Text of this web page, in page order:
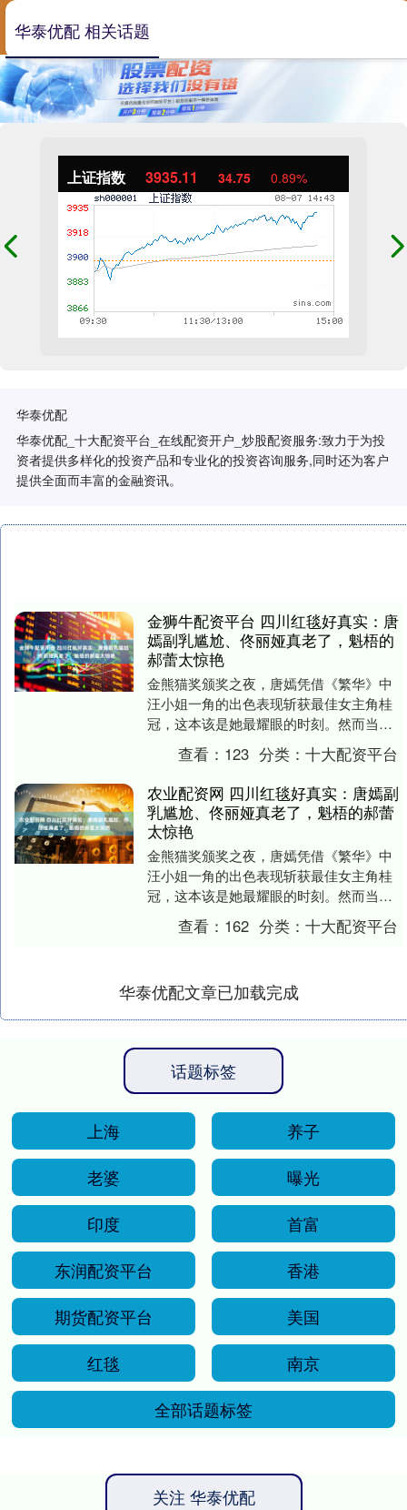
上证指数 3935.11 34.75 0.89%
华泰优配
华泰优配_十大配资平台_在线配资开户_炒股配资服务:致力于为投
资者提供多样化的投资产品和专业化的投资咨询服务,同时还为客户
提供全面而丰富的金融资讯。
华泰优配 相关话题
金狮牛配资平台 四川红毯好真实：唐
嫣副乳尴尬、佟丽娅真老了，魁梧的
郝蕾太惊艳
金熊猫奖颁奖之夜，唐嫣凭借《繁华》中
汪小姐一角的出色表现斩获最佳女主角桂
冠，这本该是她最耀眼的时刻。然而当晚
她的第二套渐变亮片美人鱼礼服却意外成
为焦点——过紧的....
查看： 123 分类：十大配资平台
农业配资网 四川红毯好真实：唐嫣副
乳尴尬、佟丽娅真老了，魁梧的郝蕾
太惊艳
金熊猫奖颁奖之夜，唐嫣凭借《繁华》中
汪小姐一角的出色表现斩获最佳女主角桂
冠，这本该是她最耀眼的时刻。然而当晚
她的第二套渐变亮片美人鱼礼服却意外成
为焦点——过紧的....
查看： 162 分类：十大配资平台
华泰优配文章已加载完成
话题标签
上海
养子
老婆
曝光
印度
首富
东润配资平台
香港
期货配资平台
美国
红毯
南京
全部话题标签
关注 华泰优配